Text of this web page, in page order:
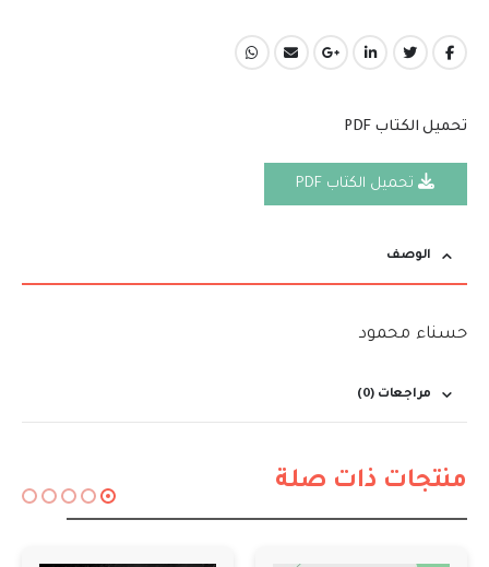
تحميل الكتاب PDF
تحميل الكتاب PDF
الوصف
حسناء محمود
مراجعات (0)
منتجات ذات صلة